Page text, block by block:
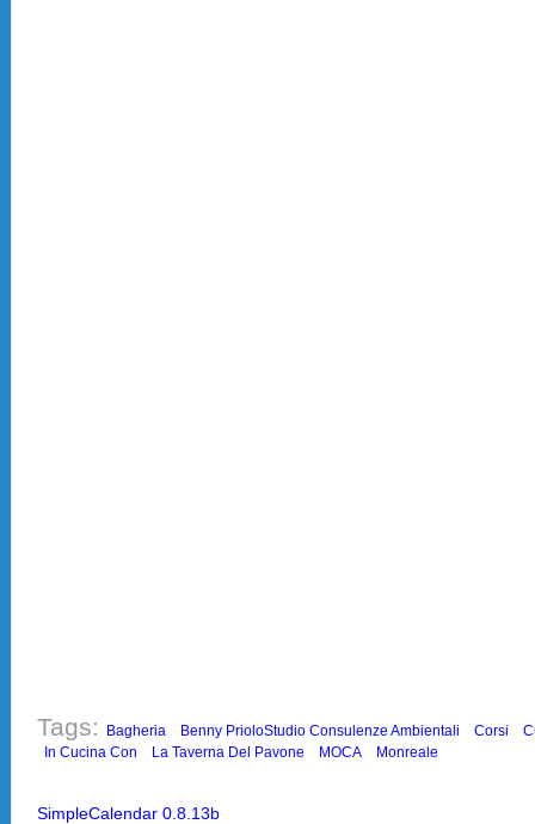
Tags: Bagheria Benny PrioloStudio Consulenze Ambientali Corsi
In Cucina Con
La Taverna Del Pavone MOCA Monreale
SimpleCalendar 0.8.13b